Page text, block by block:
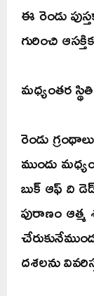
ఈ రెండు
గురించి
మధ్యంతర స్థితి
రెండు
ముందు
బుక్ ఆఫ్ ది
పురాణం
దశలను